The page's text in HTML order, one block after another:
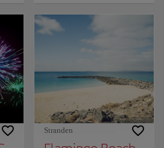
Stranden